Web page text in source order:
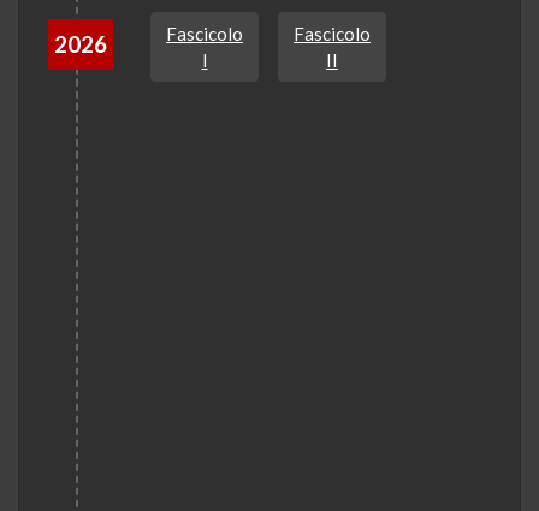
2026
Fascicolo
I
Fascicolo
II